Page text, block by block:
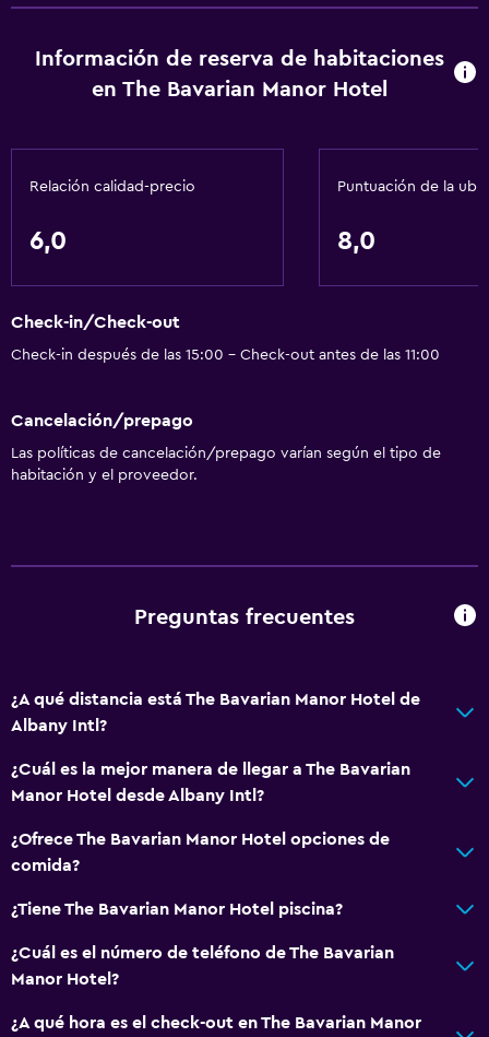
Información de reserva de habitaciones
en The Bavarian Manor Hotel
Relación calidad-precio
6,0
Puntuación de la
8,0
Check-in/Check-out
Check-in después de las 15:00 - Check-out antes de las 11:00
Cancelación/prepago
Las políticas de cancelación/prepago varían según el tipo de
habitación y el proveedor.
Preguntas frecuentes
¿A qué distancia está The Bavarian Manor Hotel de
Albany Intl?
¿Cuál es la mejor manera de llegar a The Bavarian
Manor Hotel desde Albany Intl?
¿Ofrece The Bavarian Manor Hotel opciones de
comida?
¿Tiene The Bavarian Manor Hotel piscina?
¿Cuál es el número de teléfono de The Bavarian
Manor Hotel?
¿A qué hora es el check-out en The Bavarian Manor